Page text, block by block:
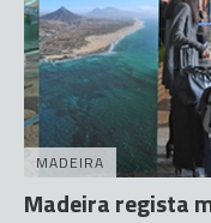
MADEIRA
Madeira regista